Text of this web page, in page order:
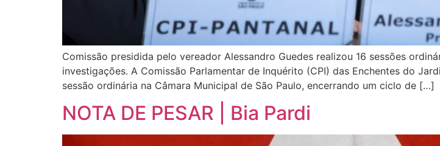
Comissão presidida pelo vereador Alessandro Guedes realizou 16 sessões
investigações. A Comissão Parlamentar de Inquérito (CPI) das Enchentes do
sessão ordinária na Câmara Municipal de São Paulo, encerrando um ciclo de […]
NOTA DE PESAR | Bia Pardi